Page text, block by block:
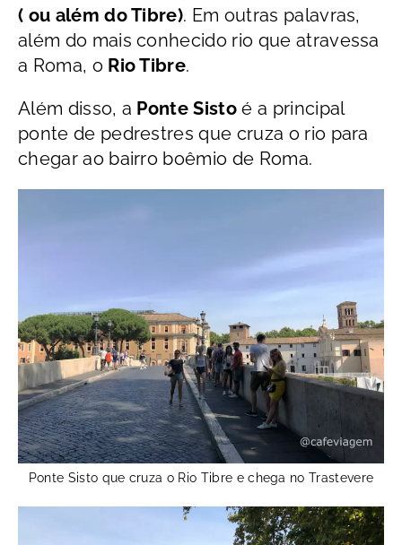
( ou além do Tibre). Em outras palavras,
além do mais conhecido rio que atravessa
a Roma, o Rio Tibre.
Além disso, a Ponte Sistoé a principal
ponte de pedrestres que cruza o rio para
chegar ao bairro boêmio de Roma.
Ponte Sisto que cruza o Rio Tibre e chega no Trastevere